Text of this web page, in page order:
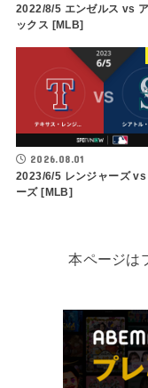
2022/8/5 エンゼルス vs
ックス [MLB]
2026.08.01
2023/6/5 レンジャーズ vs
ーズ [MLB]
本ページは